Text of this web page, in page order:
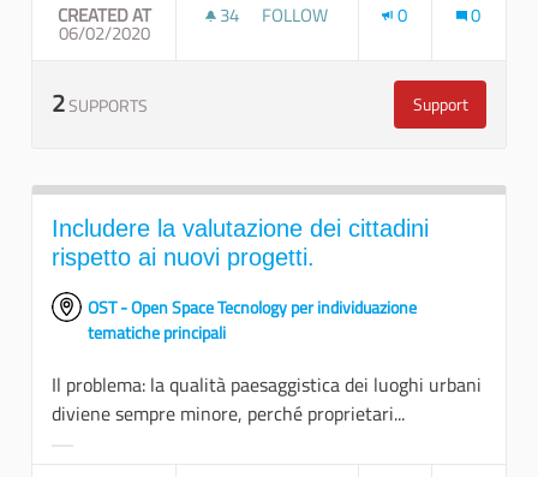
CREATED AT
06/02/2020
34 34 FOLLOWERS
FOLLOW 0 0
2SUPPORTS Support
Standard
Includere la valutazione dei cittadini
rispetto ai nuovi progetti.
OST - Open Space Tecnology per individuazione
tematiche principali
Il problema: la qualità paesaggistica dei luoghi urbani
diviene sempre minore, perché proprietari...